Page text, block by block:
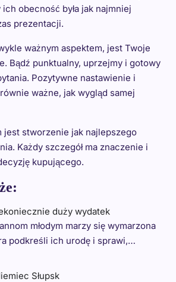
obecność była jak najmniej
prezentacji.
ważnym aspektem, jest Twoje
Bądź punktualny, uprzejmy i gotowy
Pozytywne nastawienie i
ważne, jak wygląd samej
jest stworzenie jak najlepszego
Każdy szczegół ma znaczenie i
kupującego.
duży wydatek
młodym marzy się wymarzona
podkreśli ich urodę i sprawi,…
Słupsk